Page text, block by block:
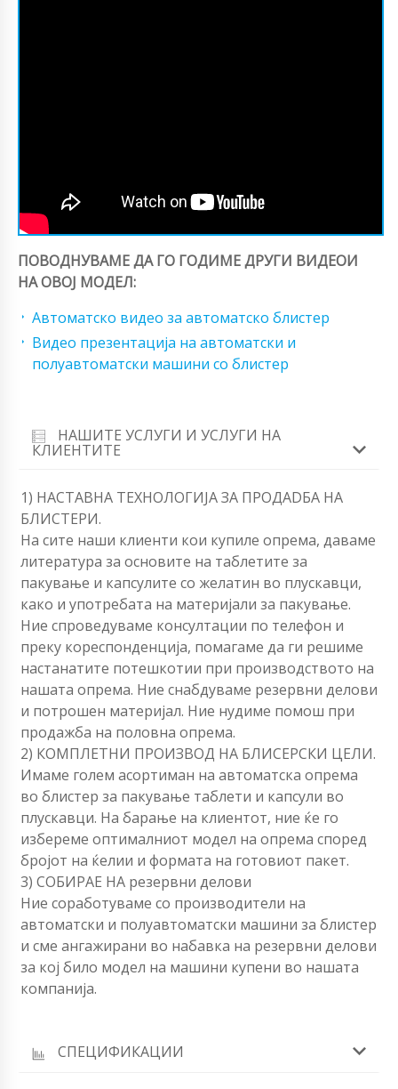
ПОВОДНУВАМЕ ДА ГО ГОДИМЕ ДРУГИ ВИДЕОИ
НА ОВОЈ МОДЕЛ:
Автоматско видео за автоматско блистер
Видео презентација на автоматски и
полуавтоматски машини со блистер
НАШИТЕ УСЛУГИ И УСЛУГИ НА
КЛИЕНТИТЕ
1) НАСТАВНА ТЕХНОЛОГИЈА ЗА ПРОДАDБА НА
БЛИСТЕРИ.
На сите наши клиенти кои купиле опрема, даваме
литература за основите на таблетите за
пакување и капсулите со желатин во плускавци,
како и употребата на материјали за пакување.
Ние спроведуваме консултации по телефон и
преку кореспонденција, помагаме да ги решиме
настанатите потешкотии при производството на
нашата опрема. Ние снабдуваме резервни делови
и потрошен материјал. Ние нудиме помош при
продажба на половна опрема.
2) КОМПЛЕТНИ ПРОИЗВОД НА БЛИСЕРСКИ ЦЕЛИ.
Имаме голем асортиман на автоматска опрема
во блистер за пакување таблети и капсули во
плускавци. На барање на клиентот, ние ќе го
избереме оптималниот модел на опрема според
бројот на ќелии и формата на готовиот пакет.
3) СОБИРАЕ НА резервни делови
Ние соработуваме со производители на
автоматски и полуавтоматски машини за блистер
и сме ангажирани во набавка на резервни делови
за кој било модел на машини купени во нашата
компанија.
СПЕЦИФИКАЦИИ